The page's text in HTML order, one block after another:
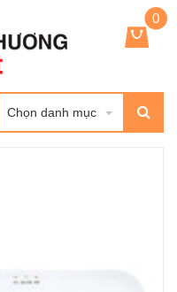
Chọn danh mục
0